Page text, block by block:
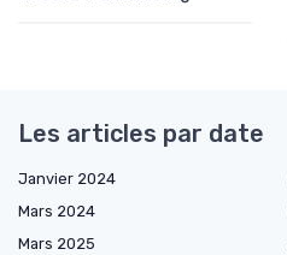
Les articles par date
Janvier 2024
Mars 2024
Mars 2025